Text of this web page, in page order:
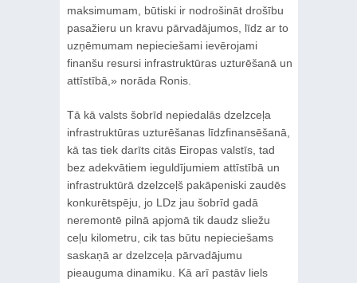
maksimumam, būtiski ir nodrošināt drošību
pasažieru un kravu pārvadājumos, līdz ar to
uzņēmumam nepieciešami ievērojami
finanšu resursi infrastruktūras uzturēšanā un
attīstībā,» norāda Ronis.
Tā kā valsts šobrīd nepiedalās dzelzceļa
infrastruktūras uzturēšanas līdzfinansēšanā,
kā tas tiek darīts citās Eiropas valstīs, tad
bez adekvātiem ieguldījumiem attīstībā un
infrastruktūrā dzelzceļš pakāpeniski zaudēs
konkurētspēju, jo LDz jau šobrīd gadā
neremontē pilnā apjomā tik daudz sliežu
ceļu kilometru, cik tas būtu nepieciešams
saskaņā ar dzelzceļa pārvadājumu
pieauguma dinamiku. Kā arī pastāv liels